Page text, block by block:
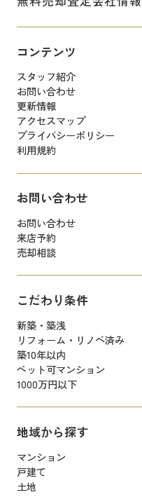
コンテンツ
スタッフ紹介
お問い合わせ
更新情報
アクセスマップ
プライバシーポリシー
利用規約
お問い合わせ
お問い合わせ
来店予約
売却相談
こだわり条件
新築・築浅
リフォーム・リノベ済み
築10年以内
ペット可マンション
1000万円以下
地域から探す
マンション
戸建て
土地